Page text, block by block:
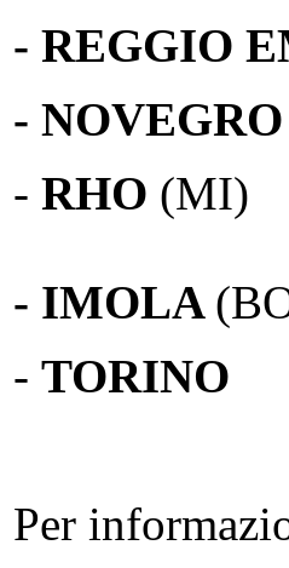
- REGGIO
- NOVEGRO
- RHO (MI)
- IMOLA
- TORINO
Per